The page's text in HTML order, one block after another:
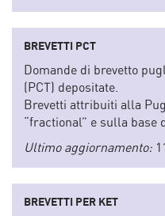
BREVETTI PCT
Domande di brevetto
(PCT) depositate.
Brevetti attribuiti alla
“fractional” e sulla base
Ultimo aggiornamento:
BREVETTI PER KET